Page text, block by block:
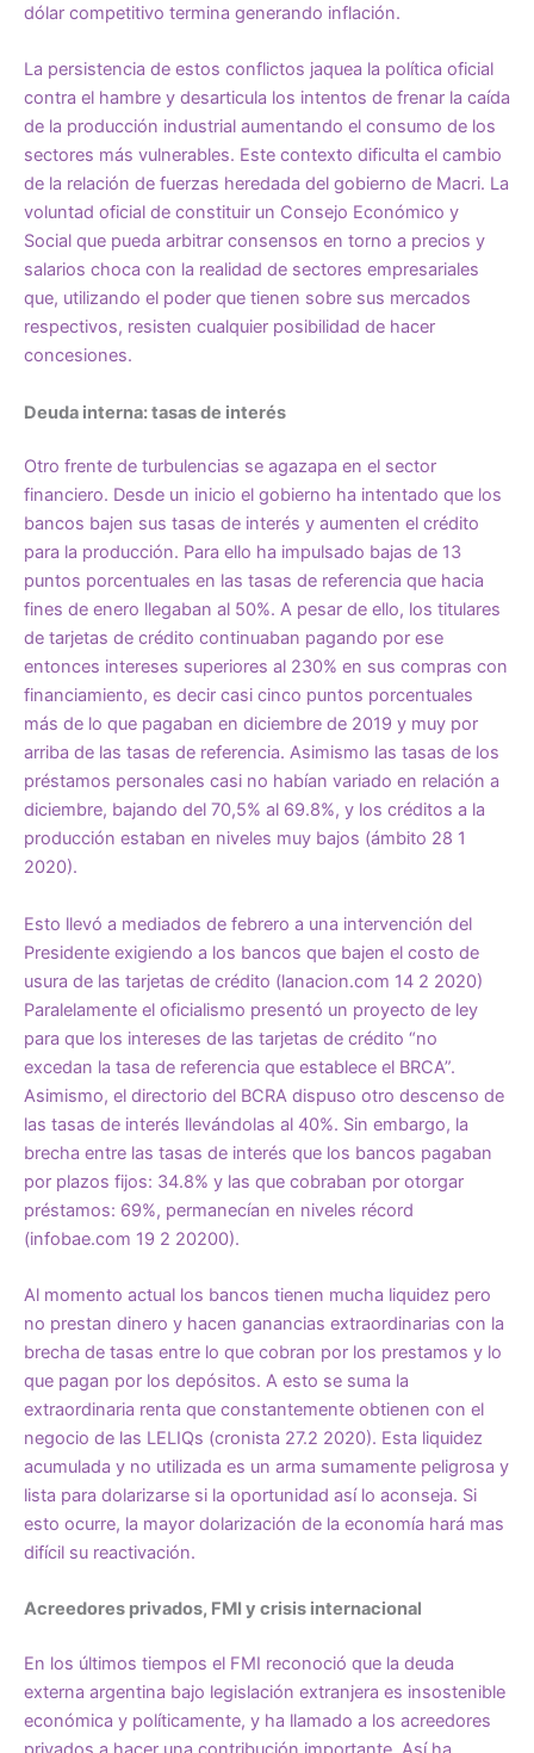
dólar competitivo termina generando inflación.
La persistencia de estos conflictos jaquea la política oficial
contra el hambre y desarticula los intentos de frenar la caída
de la producción industrial aumentando el consumo de los
sectores más vulnerables. Este contexto dificulta el cambio
de la relación de fuerzas heredada del gobierno de Macri. La
voluntad oficial de constituir un Consejo Económico y
Social que pueda arbitrar consensos en torno a precios y
salarios choca con la realidad de sectores empresariales
que, utilizando el poder que tienen sobre sus mercados
respectivos, resisten cualquier posibilidad de hacer
concesiones.
Deuda interna: tasas de interés
Otro frente de turbulencias se agazapa en el sector
financiero. Desde un inicio el gobierno ha intentado que los
bancos bajen sus tasas de interés y aumenten el crédito
para la producción. Para ello ha impulsado bajas de 13
puntos porcentuales en las tasas de referencia que hacia
fines de enero llegaban al 50%. A pesar de ello, los titulares
de tarjetas de crédito continuaban pagando por ese
entonces intereses superiores al 230% en sus compras con
financiamiento, es decir casi cinco puntos porcentuales
más de lo que pagaban en diciembre de 2019 y muy por
arriba de las tasas de referencia. Asimismo las tasas de los
préstamos personales casi no habían variado en relación a
diciembre, bajando del 70,5% al 69.8%, y los créditos a la
producción estaban en niveles muy bajos (ámbito 28 1
2020).
Esto llevó a mediados de febrero a una intervención del
Presidente exigiendo a los bancos que bajen el costo de
usura de las tarjetas de crédito (lanacion.com 14 2 2020)
Paralelamente el oficialismo presentó un proyecto de ley
para que los intereses de las tarjetas de crédito “no
excedan la tasa de referencia que establece el BRCA”.
Asimismo, el directorio del BCRA dispuso otro descenso de
las tasas de interés llevándolas al 40%. Sin embargo, la
brecha entre las tasas de interés que los bancos pagaban
por plazos fijos: 34.8% y las que cobraban por otorgar
préstamos: 69%, permanecían en niveles récord
(infobae.com 19 2 20200).
Al momento actual los bancos tienen mucha liquidez pero
no prestan dinero y hacen ganancias extraordinarias con la
brecha de tasas entre lo que cobran por los prestamos y lo
que pagan por los depósitos. A esto se suma la
extraordinaria renta que constantemente obtienen con el
negocio de las LELIQs (cronista 27.2 2020). Esta liquidez
acumulada y no utilizada es un arma sumamente peligrosa y
lista para dolarizarse si la oportunidad así lo aconseja. Si
esto ocurre, la mayor dolarización de la economía hará mas
difícil su reactivación.
Acreedores privados, FMI y crisis internacional
En los últimos tiempos el FMI reconoció que la deuda
externa argentina bajo legislación extranjera es insostenible
económica y políticamente, y ha llamado a los acreedores